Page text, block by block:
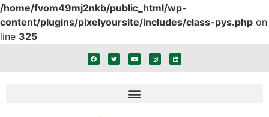
/home/fvom49mj2nkb/public_html/wp-
content/plugins/pixelyoursite/includes/class-pys.php on
line 325